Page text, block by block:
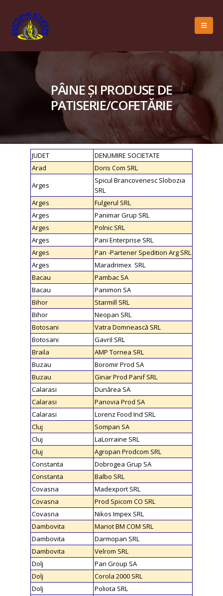
PÂINE ȘI PRODUSE DE
PATISERIE/COFETĂRIE
JUDET
DENUMIRE SOCIETATE
Arad
Doris Com SRL
Arges
Spicul Brancovenesc Slobozia
SRL
Arges
Fulgerul SRL
Arges
Panimar Grup SRL
Arges
Polnic SRL
Arges
Pani Enterprise SRL
Arges
Pan -Partener Spedition Arg SRL
Arges
Maradrimex SRL
Bacau
Pambac SA
Bacau
Panimon SA
Bihor
Starmill SRL
Bihor
Neopan SRL
Botosani
Vatra Domnească SRL
Botosani
Gavril SRL
Braila
AMP Tornea SRL
Buzau
Boromir Prod SA
Buzau
Ginar Prod Panif SRL
Calarasi
Dunărea SA
Calarasi
Panovia Prod SA
Calarasi
Lorenz Food Ind SRL
Cluj
Sompan SA
Cluj
LaLorraine SRL
Cluj
Agropan Prodcom SRL
Constanta
Dobrogea Grup SA
Constanta
Balbo SRL
Covasna
Madexport SRL
Covasna
Prod Spicom CO SRL
Covasna
Nikos Impex SRL
Dambovita
Mariot BM COM SRL
Dambovita
Darmopan SRL
Dambovita
Velrom SRL
Dolj
Pan Group SA
Dolj
Corola 2000 SRL
Dolj
Poliota SRL